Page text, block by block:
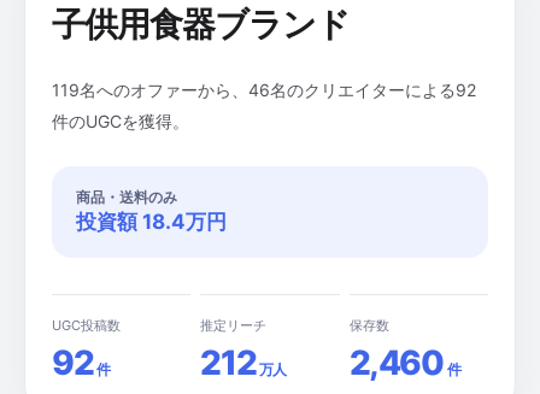
子供用食器ブランド
119名へのオファーから、46名のクリエイターによる92
件のUGCを獲得。
商品・送料のみ
投資額 18.4万円
UGC投稿数
92 件
推定リーチ
212 万人
保存数
2,460 件